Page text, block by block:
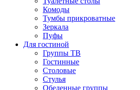
Комоды
Тумбы прикроватные
Зеркала
Пуфы
Для гостиной
Группы ТВ
Гостинные
Столовые
Стулья
Обеденные группы